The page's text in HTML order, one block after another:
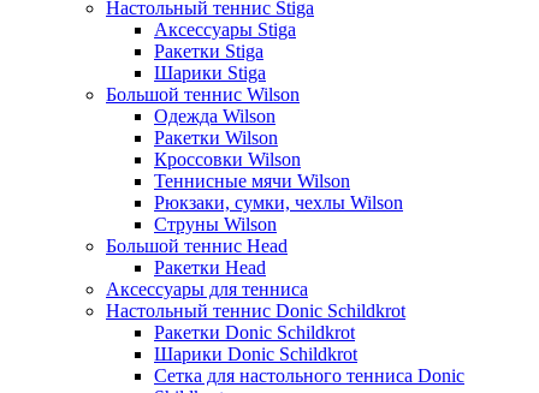
Настольный теннис Stiga
Аксессуары Stiga
Ракетки Stiga
Шарики Stiga
Большой теннис Wilson
Одежда Wilson
Ракетки Wilson
Кроссовки Wilson
Теннисные мячи Wilson
Рюкзаки, сумки, чехлы Wilson
Струны Wilson
Большой теннис Head
Ракетки Head
Аксессуары для тенниса
Настольный теннис Donic Schildkrot
Ракетки Donic Schildkrot
Шарики Donic Schildkrot
Сетка для настольного тенниса Donic